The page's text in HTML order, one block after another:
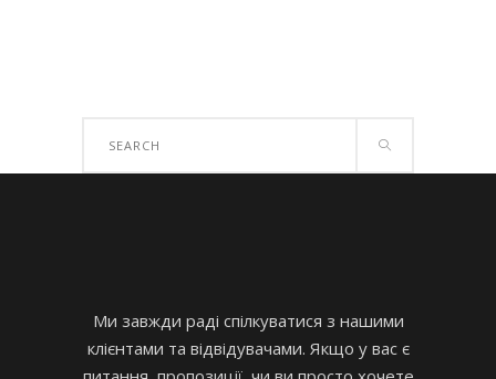
Ми завжди раді спілкуватися з нашими
клієнтами та відвідувачами. Якщо у вас є